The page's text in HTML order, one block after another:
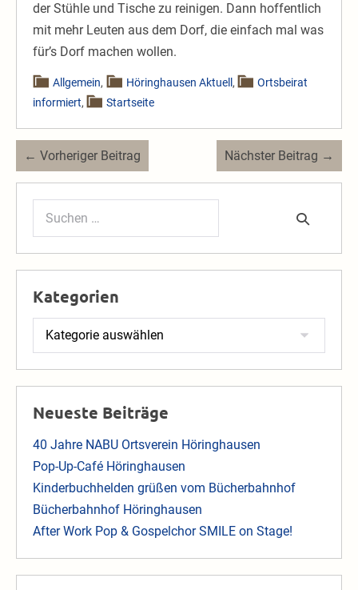
der Stühle und Tische zu reinigen. Dann hoffentlich
mit mehr Leuten aus dem Dorf, die einfach mal was
für’s Dorf machen wollen.
Allgemein, Höringhausen Aktuell ,
Ortsbeirat
informiert, Startseite
Beitragsnavigation
← Vorheriger Beitrag Nächster Beitrag →
Suchen
Kategorien
Kategorien
Neueste Beiträge
40 Jahre NABU Ortsverein Höringhausen
Pop-Up-Café Höringhausen
Kinderbuchhelden grüßen vom Bücherbahnhof
Bücherbahnhof Höringhausen
After Work Pop & Gospelchor SMILE on Stage!